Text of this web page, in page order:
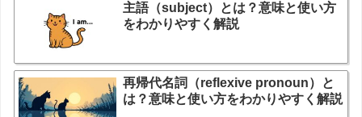
主語（subject）とは？意味と使い方
をわかりやすく解説
再帰代名詞（reflexive pronoun）と
は？意味と使い方をわかりやすく解説